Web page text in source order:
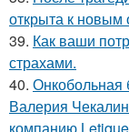
открыта к
39. Как ваши
страхами.
40. Онкобольная
Валерия
компанию